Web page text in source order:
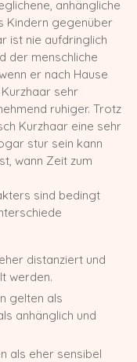
anhängliche
Kindern gegenüber
ist nie aufdringlich
der menschliche
er nach Hause
sehr
ruhiger. Trotz
Kurzhaar eine sehr
stur sein kann
wann Zeit zum
sind bedingt
distanziert und
werden.
gelten als
anhänglich und
als eher sensibel